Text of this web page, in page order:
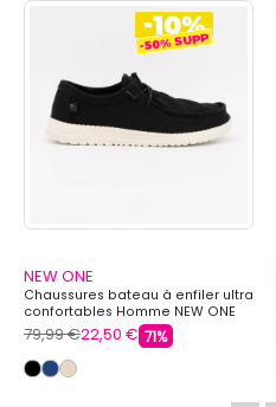
NEW ONE
Chaussures bateau à enfiler ultra
confortables Homme NEW ONE
79,99 €22,50 € 71%